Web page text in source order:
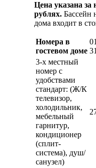
Цена указана
рублях. Бассейн
дома входит в
Номера в
гостевом доме
3-х местный
номер с
удобствами
стандарт: (Ж/К
телевизор,
холодильник,
мебельный
гарнитур,
кондиционер
(сплит-
система), душ/
санузел)